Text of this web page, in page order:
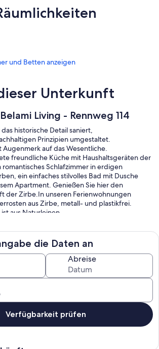
und Betten anzeigen
Unterkunft
Living - Rennweg 114
historische Detail saniert,
Prinzipien umgestaltet.
Augenmerk auf das Wesentliche.
freundliche Küche mit Haushaltsgeräten der
romantisches Schlafzimmer in erdigen
ein einfaches stilvolles Bad mit Dusche
Apartment. Genießen Sie hier den
der Zirbe.In unseren Ferienwohnungen
aus Zirbe, metall- und plastikfrei.
aus Naturleinen.
Räume im Sommer.
Aufzug bringt Sie in den zweiten Stock
dieses Apartment befindet. Gratis
mit oder ohne E-Ladestation.
Auch gerne mit Hund oder Baby.
von Meran , zwei Gehminuten von den
Gehminuten vom Tappeiner Weg, der
Meraner Therme. Haltestellen des öffentlichen
Nähe. Individuelle Garagen mit E-
die Daten an
Abreise
Verfügbarkeit prüfen